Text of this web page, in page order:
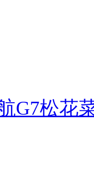
G7松花